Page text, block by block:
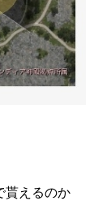
貰えるのか